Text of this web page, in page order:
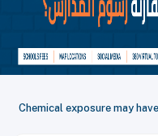
Chemical exposure may